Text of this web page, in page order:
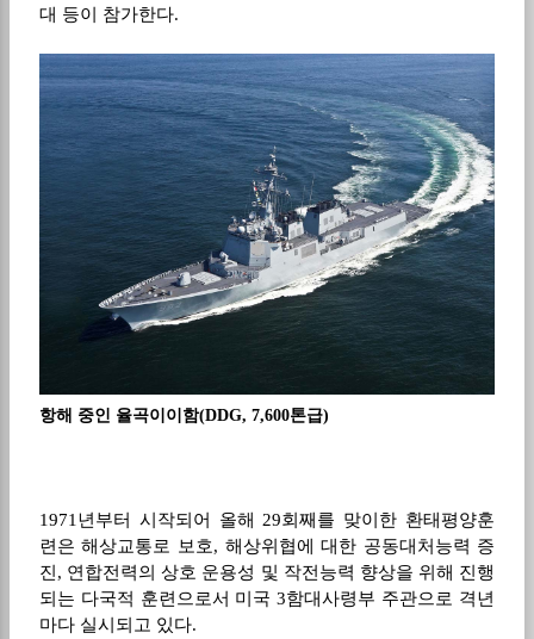
대 등이 참가한다.
항해 중인 율곡이이함(DDG, 7,600톤급)
1971년부터 시작되어 올해 29회째를 맞이한 환태평양훈
련은 해상교통로 보호, 해상위협에 대한 공동대처능력 증
진, 연합전력의 상호 운용성 및 작전능력 향상을 위해 진행
되는 다국적 훈련으로서 미국 3함대사령부 주관으로 격년
마다 실시되고 있다.